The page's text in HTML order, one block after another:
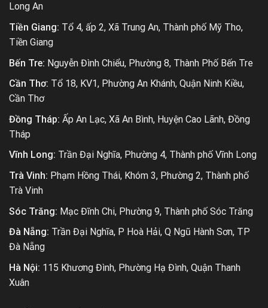
Long An
Tiền Giang: Tổ 4, ấp 2, Xã Trung An, Thành phố Mỹ Tho,
Tiền Giang
Bến Tre: Nguyễn Đình Chiểu, Phường 8, Thành Phố Bến Tre
Cần Thơ: Tổ 18, KV1, Phường An Khánh, Quận Ninh Kiều,
Cần Thơ
Đồng Tháp: Ấp An Lạc, Xã An Bình, Huyện Cao Lãnh, Đồng
Tháp
Vĩnh Long: Trần Đại Nghĩa, Phường 4, Thành phố Vĩnh Long
Trà Vinh: Phạm Hồng Thái, Khóm 3, Phường 2, Thành phố
Trà Vinh
Sóc Trăng: Mạc Đĩnh Chi, Phường 9, Thành phố Sóc Trăng
Đà Nẵng: Trần Đại Nghĩa, P Hoà Hải, Q Ngũ Hành Sơn, TP
Đà Nẵng
Hà Nội: 115 Khương Đình, Phường Hạ Đình, Quận Thanh
Xuân